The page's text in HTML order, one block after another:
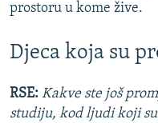
prostoru u kome žive.
Djeca koja su
RSE: Kakve ste još
studiju, kod ljudi koji